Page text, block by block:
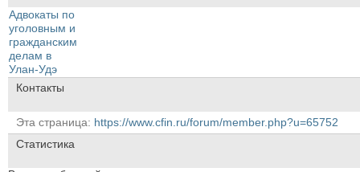
Адвокаты по
уголовным и
гражданским
делам в
Улан-Удэ
Контакты
Эта страница
https://www.cfin.ru/forum/member.php?u=65752
Статистика